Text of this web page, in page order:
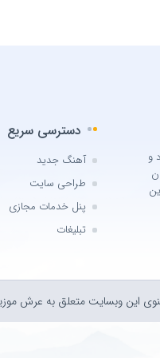
و
دسترسی سریع
آهنگ جدید
طراحی سایت
پنل خدمات مجازی
تبلیغات
اين وبسايت متعلق به عرش